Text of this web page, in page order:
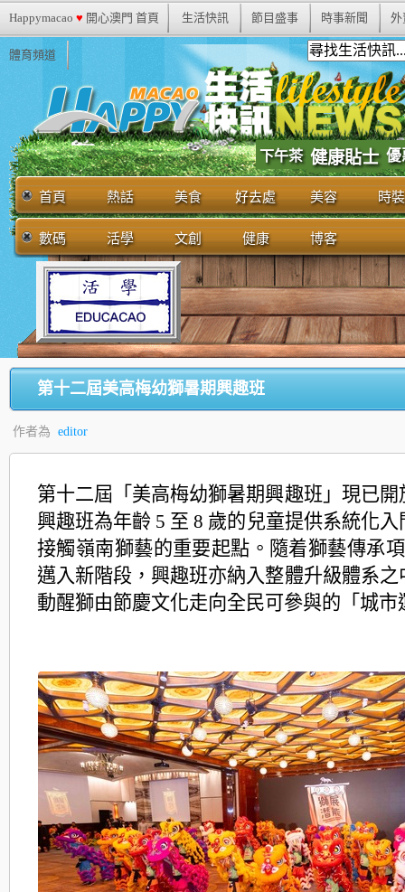
Happymacao ♥ 開心澳門 首頁 生活快訊 節目盛事 時事新聞 外
體育頻道
下午茶 健康貼士 優
首頁 熱話 美食 好去處 美容 時裝
數碼 活學 文創 健康 博客
第十二屆美高梅幼獅暑期興趣班
作者為 editor
第十二屆「 美高梅幼獅暑期興趣班」現已開
興趣班為年齡 5 至 8 歲的兒童提供系統化
接觸嶺南獅藝的重要起點。 隨着獅藝傳承
邁入新階段，興趣班亦納入整體升級體系之
動醒獅由節慶文化走向全民可參與的「城市